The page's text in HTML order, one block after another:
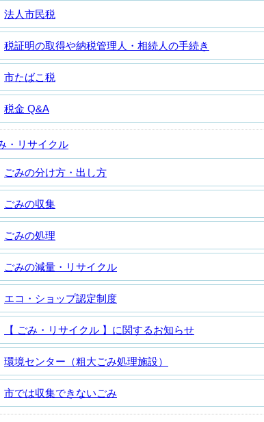
法人市民税
税証明の取得や納税管理人・相続人の手続き
市たばこ税
税金 Q&A
・リサイクル
ごみの分け方・出し方
ごみの収集
ごみの処理
ごみの減量・リサイクル
エコ・ショップ認定制度
【 ごみ・リサイクル 】に関するお知らせ
環境センター（粗大ごみ処理施設）
市では収集できないごみ